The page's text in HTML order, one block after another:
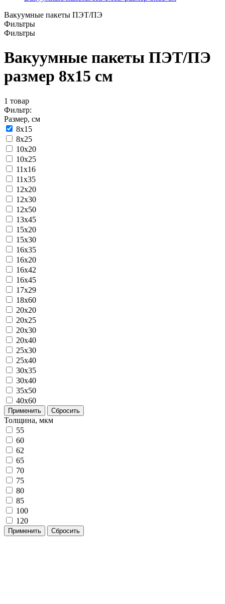
Вакуумные пакеты ПЭТ/ПЭ
Фильтры
Фильтры
Вакуумные пакеты ПЭТ/ПЭ
размер 8x15 см
1 товар
Фильтр:
Размер, см
8x15
8х25
10x20
10x25
11x16
11х35
12x20
12x30
12х50
13x45
15x20
15x30
16x35
16х20
16х42
16х45
17х29
18х60
20x20
20x25
20x30
20x40
25x30
25x40
30x35
30x40
35x50
40x60
Применить Сбросить
Толщина, мкм
55
60
62
65
70
75
80
85
100
120
Применить Сбросить